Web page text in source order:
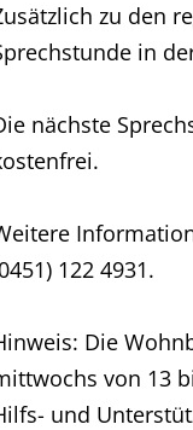
zu den
in
nächste
122 4931.
Die
von 13
und